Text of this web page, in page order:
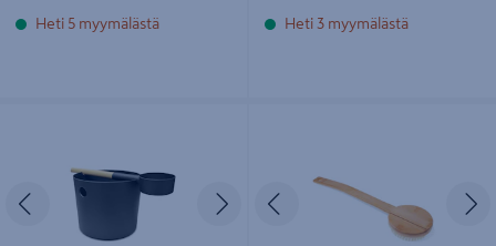
Heti 5 myymälästä Heti 3 myymälästä
Edellinen SeuraavaEdellinen